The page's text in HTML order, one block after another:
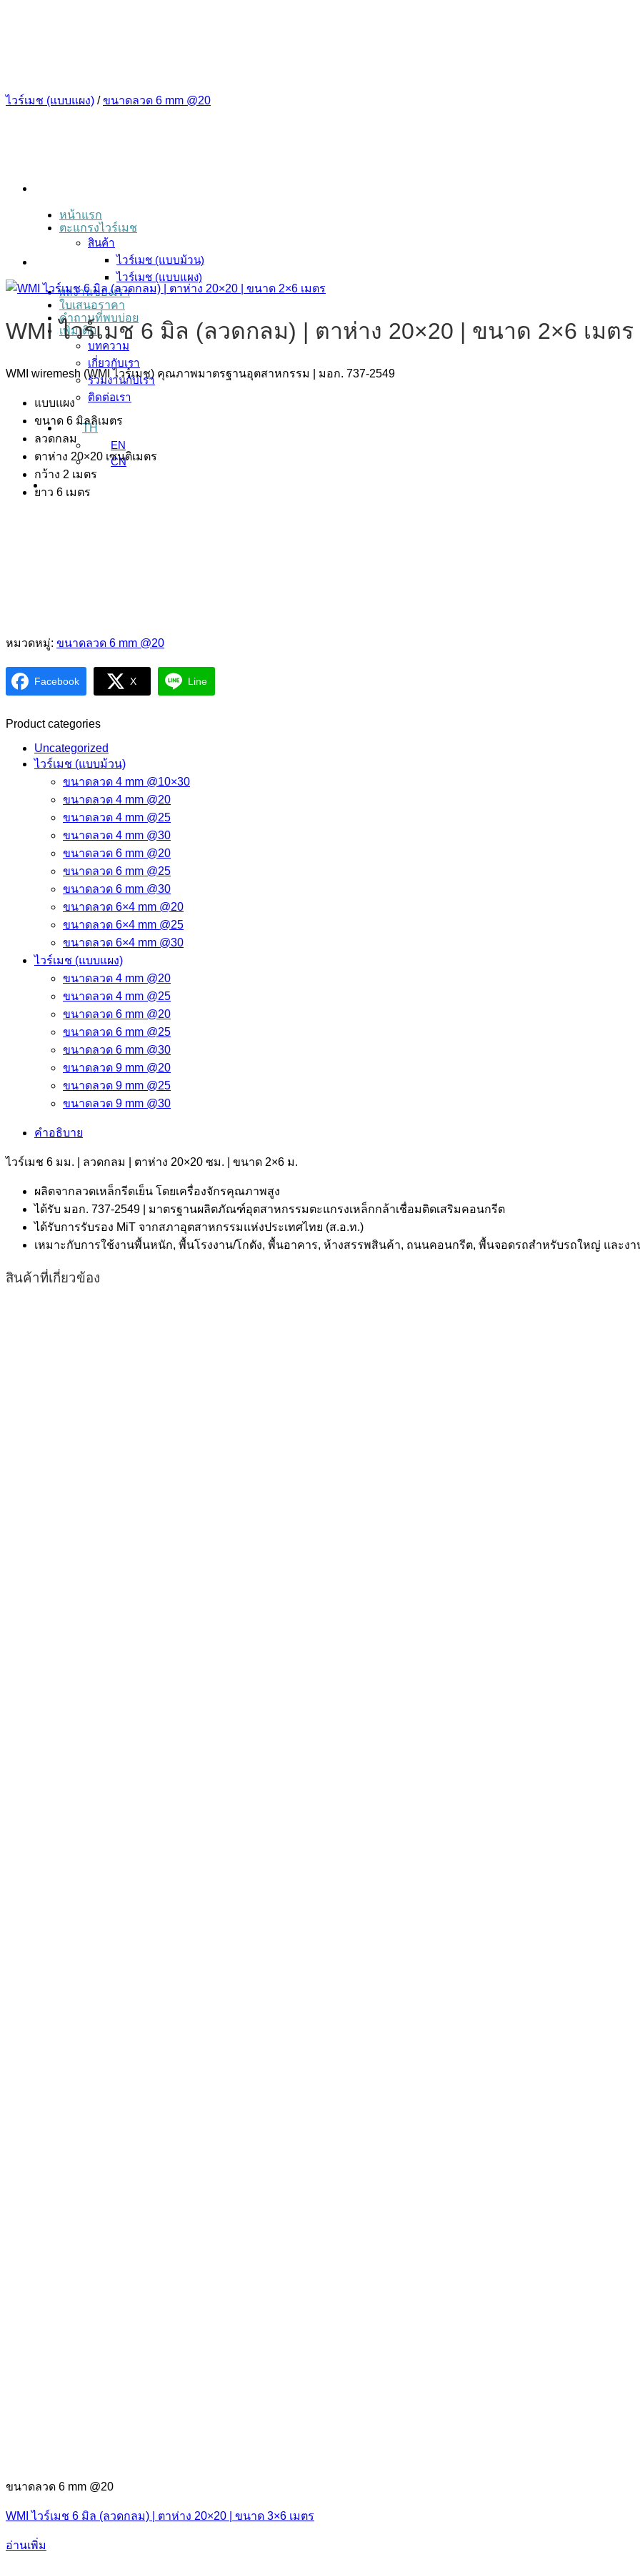
หน้าแรก
ตะแกรงไวร์เมช
สินค้า
ไวร์เมช (แบบม้วน)
ไวร์เมช (แบบแผง)
ผลงานของเรา
ใบเสนอราคา
คำถามที่พบบ่อย
เพิ่มเติม
บทความ
เกี่ยวกับเรา
ร่วมงานกับเรา
ติดต่อเรา
TH
EN
CN
ไวร์เมช (แบบแผง) / ขนาดลวด 6 mm @20
WMI ไวร์เมช 6 มิล (ลวดกลม) | ตาห่าง 20×20 | ขนาด 2×6 เมตร
WMI wiremesh (WMI ไวร์เมช) คุณภาพมาตรฐานอุตสาหกรรม | มอก. 737-2549
แบบแผง
ขนาด 6 มิลลิเมตร
ลวดกลม
ตาห่าง 20×20 เซนติเมตร
กว้าง 2 เมตร
ยาว 6 เมตร
หมวดหมู่: ขนาดลวด 6 mm @20
Facebook X Line
Product categories
Uncategorized
ไวร์เมช (แบบม้วน)
ขนาดลวด 4 mm @10×30
ขนาดลวด 4 mm @20
ขนาดลวด 4 mm @25
ขนาดลวด 4 mm @30
ขนาดลวด 6 mm @20
ขนาดลวด 6 mm @25
ขนาดลวด 6 mm @30
ขนาดลวด 6×4 mm @20
ขนาดลวด 6×4 mm @25
ขนาดลวด 6×4 mm @30
ไวร์เมช (แบบแผง)
ขนาดลวด 4 mm @20
ขนาดลวด 4 mm @25
ขนาดลวด 6 mm @20
ขนาดลวด 6 mm @25
ขนาดลวด 6 mm @30
ขนาดลวด 9 mm @20
ขนาดลวด 9 mm @25
ขนาดลวด 9 mm @30
คำอธิบาย
ไวร์เมช 6 มม. | ลวดกลม | ตาห่าง 20×20 ซม. | ขนาด 2×6 ม.
ผลิตจากลวดเหล็กรีดเย็น โดยเครื่องจักรคุณภาพสูง
ได้รับ มอก. 737-2549 | มาตรฐานผลิตภัณฑ์อุตสาหกรรมตะแกรงเหล็กกล้าเชื่อมติดเสริมคอนกรีต
ได้รับการรับรอง MiT จากสภาอุตสาหกรรมแห่งประเทศไทย (ส.อ.ท.)
เหมาะกับการใช้งานพื้นหนัก, พื้นโรงงาน/โกดัง, พื้นอาคาร, ห้างสรรพสินค้า, ถนนคอนกรีต, พื้นจอดรถสำหรับรถใหญ่ และงา
สินค้าที่เกี่ยวข้อง
ขนาดลวด 6 mm @20
WMI ไวร์เมช 6 มิล (ลวดกลม) | ตาห่าง 20×20 | ขนาด 3×6 เมตร
อ่านเพิ่ม